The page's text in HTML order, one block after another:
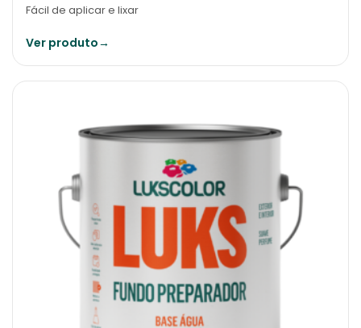
Fácil de aplicar e lixar
Ver produto→